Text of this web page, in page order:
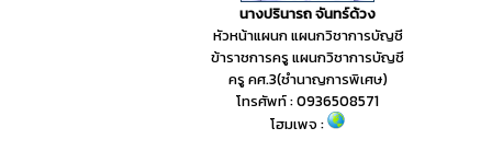
นางปรินารถ จันทร์ด้วง
หัวหน้าแผนก แผนกวิชาการบัญชี
ข้าราชการครู แผนกวิชาการบัญชี
ครู คศ.3(ชำนาญการพิเศษ)
โทรศัพท์ : 0936508571
โฮมเพจ :